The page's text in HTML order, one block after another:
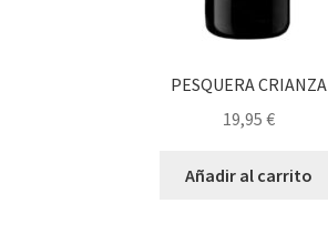
PESQUERA CRIANZA
19,95 €
Añadir al carrito